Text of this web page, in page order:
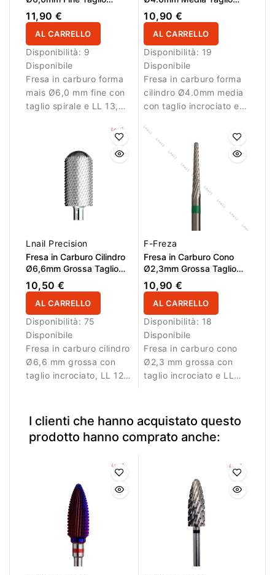
Spirale LL 13,0mm
11,90 €
AL CARRELLO
Disponibilità: 9
Disponibile
Fresa in carburo forma
mais Ø6,0 mm fine con
taglio spirale e LL 13,0
Incrociato LL 13.0mm
10,90 €
AL CARRELLO
Disponibilità: 19
Disponibile
Fresa in carburo forma
cilindro Ø4.0mm media
con taglio incrociato e
rimozione controllata
del materiale.
Lnail Precision
Fresa in Carburo Cilindro
Ø6,6mm Grossa Taglio
Incrociato LL 12,7mm L/R
10,50 €
AL CARRELLO
Disponibilità: 75
Disponibile
Fresa in carburo cilindro
Ø6,6 mm grossa con
taglio incrociato, LL 12,7
materiale.
F-Freza
Fresa in Carburo Cono
Ø2,3mm Grossa Taglio
Incrociato LL 14,0mm
10,90 €
AL CARRELLO
Disponibilità: 18
Disponibile
Fresa in carburo cono
Ø2,3 mm grossa con
taglio incrociato e LL
del materiale.
I clienti che hanno acquistato questo
prodotto hanno comprato anche: